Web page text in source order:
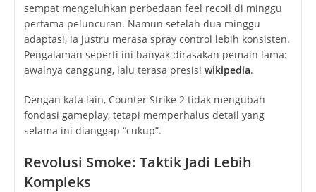
sempat mengeluhkan perbedaan feel recoil di minggu
pertama peluncuran. Namun setelah dua minggu
adaptasi, ia justru merasa spray control lebih konsisten.
Pengalaman seperti ini banyak dirasakan pemain lama:
awalnya canggung, lalu terasa presisi wikipedia.
Dengan kata lain, Counter Strike 2 tidak mengubah
fondasi gameplay, tetapi memperhalus detail yang
selama ini dianggap “cukup”.
Revolusi Smoke: Taktik Jadi Lebih
Kompleks